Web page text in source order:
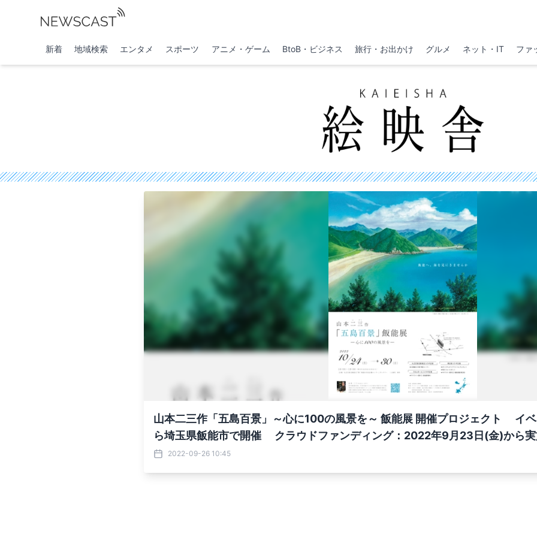
新着 地域検索 エンタメ スポーツ アニメ・ゲーム BtoB・ビジネス 旅行・お出かけ グルメ ネット・IT ファ
山本二三作「五島百景」～心に100の風景を～ 飯能展 開催プロジェクト イベント：10月24日(月)か
ら埼玉県飯能市で開催 クラウドファンディング：2022年9月23日(金)から
2022-09-26 10:45